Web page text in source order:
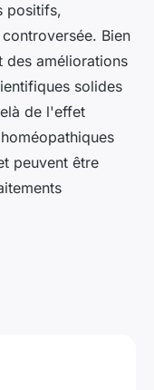
positifs,
Bien
des améliorations
solides
de l'effet
peuvent être